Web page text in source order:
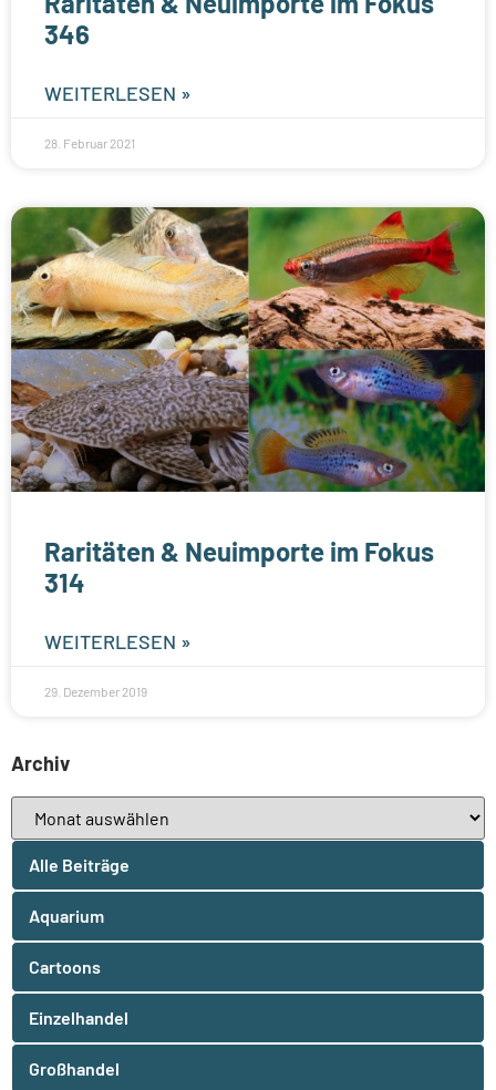
346
WEITERLESEN »
28. Februar 2021
Raritäten & Neuimporte im Fokus
314
WEITERLESEN »
29. Dezember 2019
Archiv
Alle Beiträge
Aquarium
Cartoons
Einzelhandel
Großhandel